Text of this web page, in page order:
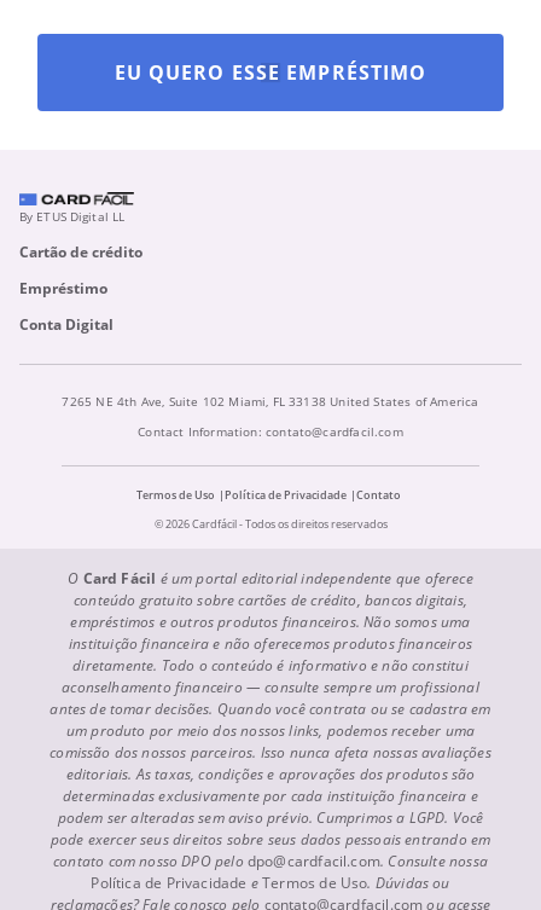
EU QUERO ESSE EMPRÉSTIMO
By ETUS Digital LL
Cartão de crédito
Empréstimo
Conta Digital
7265 NE 4th Ave, Suite 102 Miami, FL 33138 United States of America
Contact Information: contato@cardfacil.com
Termos de Uso Política de Privacidade
Contato
© 2026 Cardfácil - Todos os direitos reservados
O Card Fácil é um portal editorial independente que oferece
conteúdo gratuito sobre cartões de crédito, bancos digitais,
empréstimos e outros produtos financeiros. Não somos uma
instituição financeira e não oferecemos produtos financeiros
diretamente. Todo o conteúdo é informativo e não constitui
aconselhamento financeiro — consulte sempre um profissional
antes de tomar decisões. Quando você contrata ou se cadastra em
um produto por meio dos nossos links, podemos receber uma
comissão dos nossos parceiros. Isso nunca afeta nossas avaliações
editoriais. As taxas, condições e aprovações dos produtos são
determinadas exclusivamente por cada instituição financeira e
podem ser alteradas sem aviso prévio. Cumprimos a LGPD. Você
pode exercer seus direitos sobre seus dados pessoais entrando em
contato com nosso DPO pelo dpo@cardfacil.com. Consulte nossa
Política de Privacidade eTermos de Uso. Dúvidas ou
reclamações? Fale conosco pelo contato@cardfacil.comou acesse